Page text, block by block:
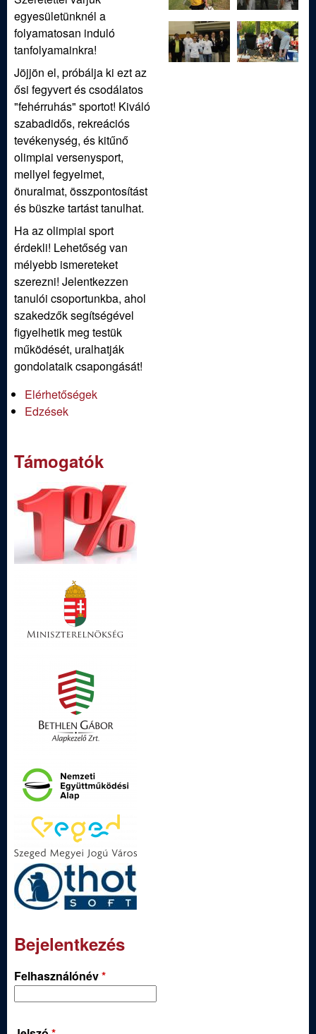
s
z
E
g
y
e
s
ü
e
t
egyesületünknél a
folyamatosan induló
tanfolyamainkra!
Jöjjön el, próbálja ki ezt az
ősi fegyvert és csodálatos
"fehérruhás" sportot! Kiváló
szabadidős, rekreációs
tevékenység, és kitűnő
olimpiai versenysport,
mellyel fegyelmet,
önuralmat, összpontosítást
és büszke tartást tanulhat.
Ha az olimpiai sport
érdekli! Lehetőség van
mélyebb ismereteket
szerezni! Jelentkezzen
tanulói csoportunkba, ahol
szakedzők segítségével
figyelhetik meg testük
működését, uralhatják
gondolataik csapongását!
Elérhetőségek
Edzések
Támogatók
Bejelentkezés
Felhasználónév*